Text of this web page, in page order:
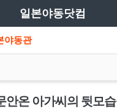
일본야동닷컴
야동관
안온 아가씨의 뒷모